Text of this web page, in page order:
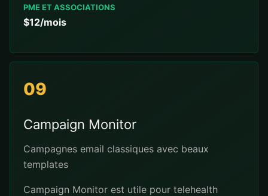
PME ET ASSOCIATIONS
$12/mois
09
Campaign Monitor
Campagnes email classiques avec beaux
templates
Campaign Monitor est utile pour telehealth